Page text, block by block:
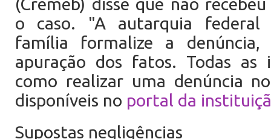
o caso. "A autarquia
família formalize a
apuração dos fatos. Todas as
como realizar uma denúncia
disponíveis no portal da
Supostas negligências